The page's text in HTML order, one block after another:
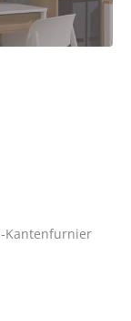
Kantenfurnier